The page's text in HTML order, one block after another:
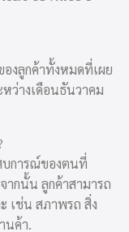
งลูกค้าทั้งหมดที่เผย
ว่างเดือนธันวาคม
บการณ์ของตนที่
กนั้น ลูกค้าสามารถ
เช่น สภาพรถ สิ่ง
นค้า.